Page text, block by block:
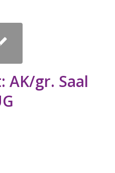
AK/gr. Saal